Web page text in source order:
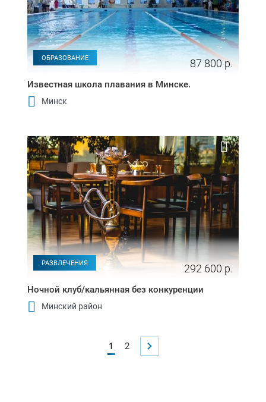
ОБРАЗОВАНИЕ 87 800 р.
Известная школа плавания в Минске.
Минск
РАЗВЛЕЧЕНИЯ 292 600 р.
Ночной клуб/кальянная без конкуренции
Минский район
1 2